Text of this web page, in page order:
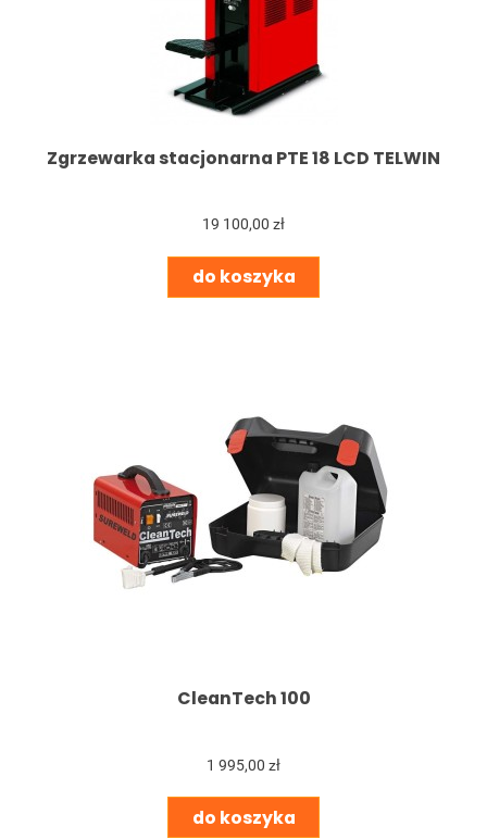
Zgrzewarka stacjonarna PTE 18 LCD TELWIN
19 100,00 zł
do koszyka
CleanTech 100
1 995,00 zł
do koszyka